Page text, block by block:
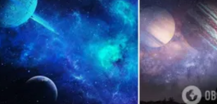
Społeczeństwo
Wojna na Ukrainie